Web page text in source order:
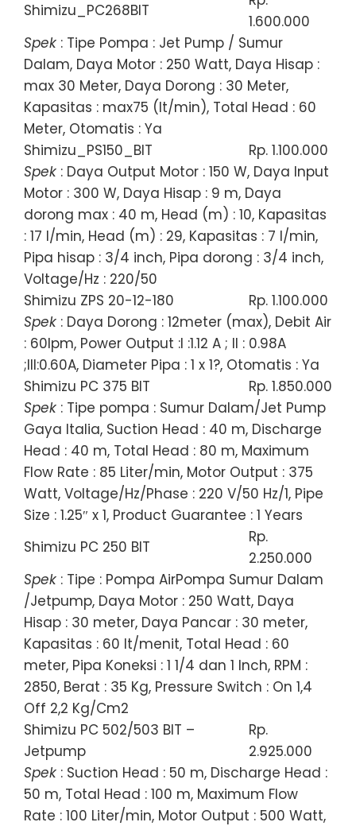
Shimizu_PC268BIT
1.600.000
Spek : Tipe Pompa : Jet Pump / Sumur
Dalam, Daya Motor : 250 Watt, Daya Hisap :
max 30 Meter, Daya Dorong : 30 Meter,
Kapasitas : max75 (lt/min), Total Head : 60
Meter, Otomatis : Ya
Shimizu_PS150_BIT
Rp. 1.100.000
Spek : Daya Output Motor : 150 W, Daya Input
Motor : 300 W, Daya Hisap : 9 m, Daya
dorong max : 40 m, Head (m) : 10, Kapasitas
: 17 l/min, Head (m) : 29, Kapasitas : 7 l/min,
Pipa hisap : 3/4 inch, Pipa dorong : 3/4 inch,
Voltage/Hz : 220/50
Shimizu ZPS 20-12-180
Rp. 1.100.000
Spek : Daya Dorong : 12meter (max), Debit Air
: 60lpm, Power Output :I :1.12 A ; II : 0.98A
;III:0.60A, Diameter Pipa : 1 x 1?, Otomatis : Ya
Shimizu PC 375 BIT
Rp. 1.850.000
Spek : Tipe pompa : Sumur Dalam/Jet Pump
Gaya Italia, Suction Head : 40 m, Discharge
Head : 40 m, Total Head : 80 m, Maximum
Flow Rate : 85 Liter/min, Motor Output : 375
Watt, Voltage/Hz/Phase : 220 V/50 Hz/1, Pipe
Size : 1.25″ x 1, Product Guarantee : 1 Years
Shimizu PC 250 BIT
Rp.
2.250.000
Spek : Tipe : Pompa AirPompa Sumur Dalam
/Jetpump, Daya Motor : 250 Watt, Daya
Hisap : 30 meter, Daya Pancar : 30 meter,
Kapasitas : 60 lt/menit, Total Head : 60
meter, Pipa Koneksi : 1 1/4 dan 1 Inch, RPM :
2850, Berat : 35 Kg, Pressure Switch : On 1,4
Off 2,2 Kg/Cm2
Shimizu PC 502/503 BIT –
Jetpump
Rp.
2.925.000
Spek : Suction Head : 50 m, Discharge Head :
50 m, Total Head : 100 m, Maximum Flow
Rate : 100 Liter/min, Motor Output : 500 Watt,